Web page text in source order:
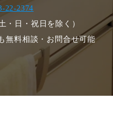
22-2374
・日・祝日を除く）
無料相談・お問合せ可能